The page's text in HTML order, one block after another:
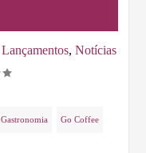
Lançamentos, Notícias
Gastronomia Go Coffee